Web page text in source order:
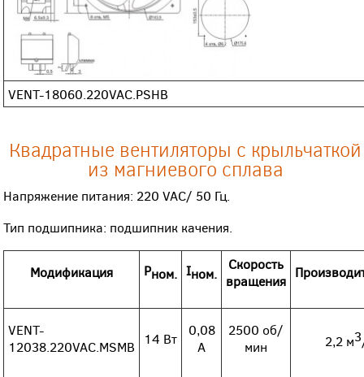
VENT-18060.220VAC.PSHB
Квадратные вентиляторы с крыльчаткой
из магниевого сплава
Напряжение питания: 220 VAC/ 50 Гц.
Тип подшипника: подшипник качения.
Модификация Pном. Iном.
Скорость
вращения
Произво
VENT-
12038.220VAC.MSMB
14 Вт
0,08
А
2500 об/
мин
2,2 м3